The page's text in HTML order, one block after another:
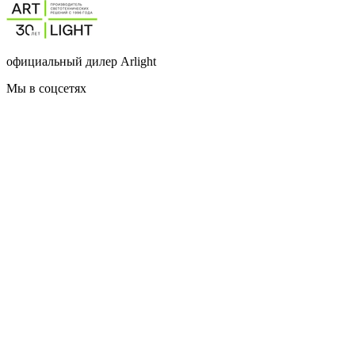
официальный дилер Arlight
Мы в соцсетях